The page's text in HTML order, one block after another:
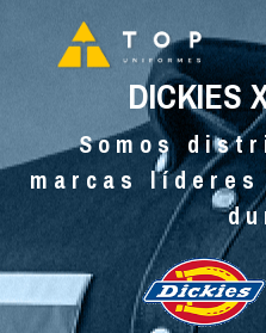
DICKIES
Somos
marcas